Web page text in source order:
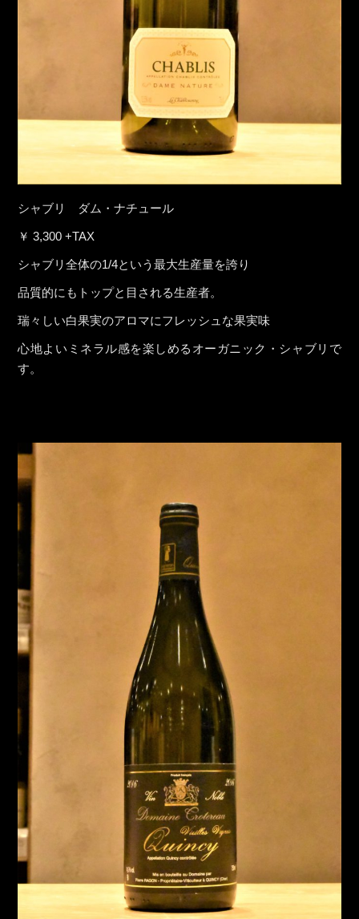
シャブリ ダム・ナチュール
￥ 3,300 +TAX
シャブリ全体の1/4という最大生産量を誇り
品質的にもトップと目される生産者。
瑞々しい白果実のアロマにフレッシュな果実味
心地よいミネラル感を楽しめるオーガニック・シャブリで
す。